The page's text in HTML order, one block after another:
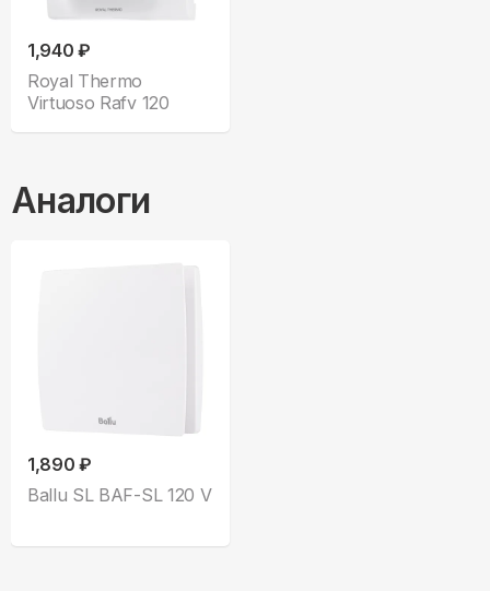
1,940 ₽
Royal Thermo
Virtuoso Rafv 120
Аналоги
1,890 ₽
Ballu SL BAF-SL 120 V